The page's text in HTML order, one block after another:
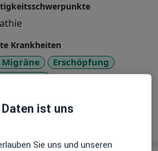
Weg der Gesundung
Sie Fragen zur Therapie
an oder schreiben Sie mir.
Krankheiten
Migräne
Erschöpfung
anzeigen
ist uns
Sie uns und unseren